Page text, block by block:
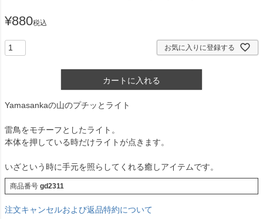
¥880税込
お気に入りに登録する
カートに入れる
Yamasankaの山のプチッとライト
雷鳥をモチーフとしたライト。
本体を押している時だけライトが点きます。
いざという時に手元を照らしてくれる癒しアイテムです。
商品番号 gd2311
注文キャンセルおよび返品特約について